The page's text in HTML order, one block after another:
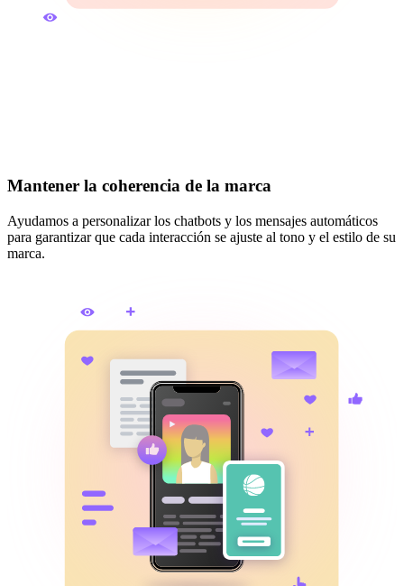
Mantener la coherencia de la marca
Ayudamos a personalizar los chatbots y los mensajes automáticos
para garantizar que cada interacción se ajuste al tono y el estilo de su
marca.